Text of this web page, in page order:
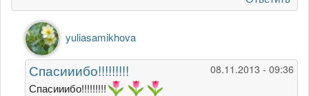
Ответ
на
Поздравляю
с
наградой
yuliasamikhova
08.11.2013 - 09:36
Спасииибо!!!!!!!!!
Спасииибо!!!!!!!!!